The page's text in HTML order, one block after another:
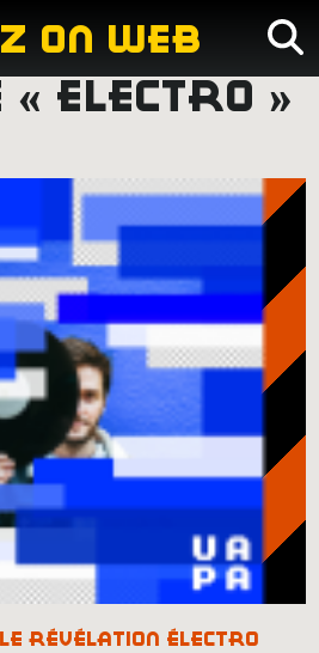
on web
« electro »
révélation électro